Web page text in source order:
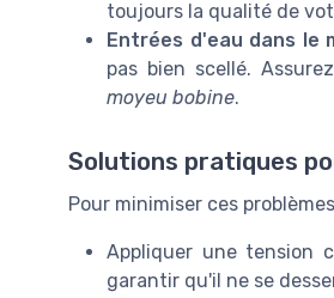
toujours la qualité de
Entrées d'eau dans le
pas bien scellé.
moyeu bobine.
Solutions pratiques
Pour minimiser ces
Appliquer une tension
garantir qu'il ne se